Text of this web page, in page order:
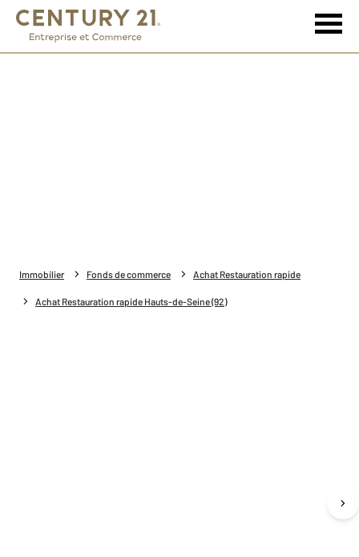
Immobilier Fonds de commerce Achat Restauration rapide
Achat Restauration rapide Hauts-de-Seine (92)